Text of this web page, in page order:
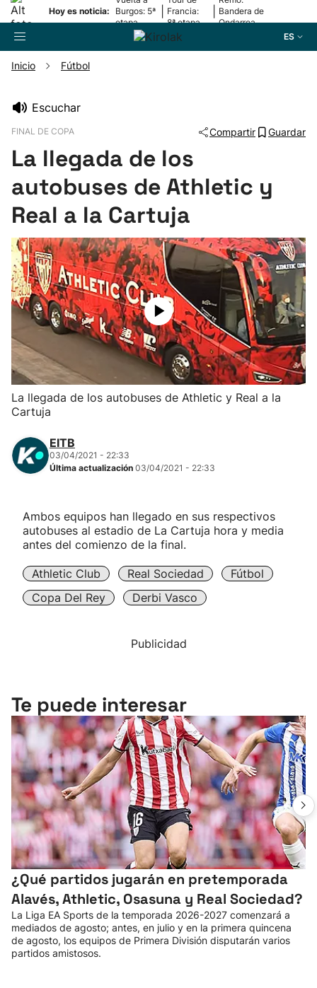
Hoy es noticia:
Burgos: 5ª
etapa
Francia:
8ª etapa
Bandera de
Ondarroa
ES
Pelota
Remo
Baloncesto
Ciclismo
Herri-kirolak
Balonmano
Kirolak 360
Atletismo
Más deportes
"Helmuga"
Inicio Fútbol
Escuchar
FINAL DE COPA Compartir Guardar
La llegada de los
autobuses de Athletic y
Real a la Cartuja
La llegada de los autobuses de Athletic y Real a la
Cartuja
EITB
03/04/2021 - 22:33
Última actualización 03/04/2021 - 22:33
Ambos equipos han llegado en sus respectivos
autobuses al estadio de La Cartuja hora y media
antes del comienzo de la final.
Athletic Club Real Sociedad
Fútbol
Copa Del Rey
Derbi Vasco
Publicidad
Te puede interesar
¿Qué partidos jugarán en pretemporada
Alavés, Athletic, Osasuna y Real Sociedad?
La Liga EA Sports de la temporada 2026-2027 comenzará a
mediados de agosto; antes, en julio y en la primera quincena
de agosto, los equipos de Primera División disputarán varios
partidos amistosos.